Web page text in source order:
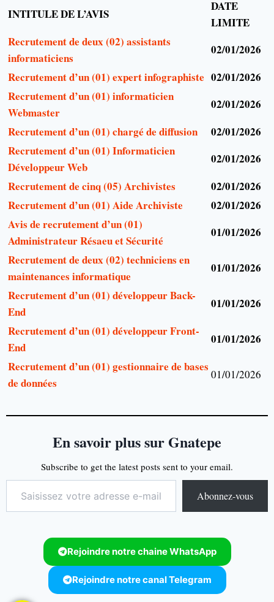
INTITULE DE L’AVIS
DATE
LIMITE
Recrutement de deux (02) assistants
informaticiens
02/01/2026
Recrutement d’un (01) expert infographiste 02/01/2026
Recrutement d’un (01) informaticien
Webmaster
02/01/2026
Recrutement d’un (01) chargé de diffusion
02/01/2026
Recrutement d’un (01) Informaticien
Développeur Web
02/01/2026
Recrutement de cinq (05) Archivistes
02/01/2026
Recrutement d’un (01) Aide Archiviste
02/01/2026
Avis de recrutement d’un (01)
Administrateur Résaeu et Sécurité
01/01/2026
Recrutement de deux (02) techniciens en
maintenances informatique
01/01/2026
Recrutement d’un (01) développeur Back-
End
01/01/2026
Recrutement d’un (01) développeur Front-
End
01/01/2026
Recrutement d’un (01) gestionnaire de bases
de données
01/01/2026
En savoir plus sur Gnatepe
Subscribe to get the latest posts sent to your email.
Abonnez-vous
Rejoindre notre chaine WhatsApp
Rejoindre notre canal Telegram